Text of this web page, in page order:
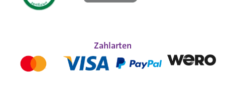
Zahlarten